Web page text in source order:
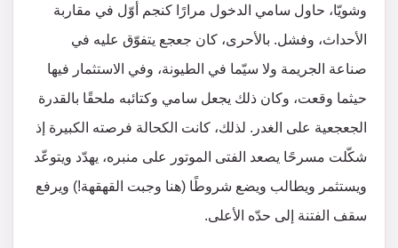
وشويّا، حاول سامي الدخول مرارًا كنجم أوّل في مقاربة
الأحداث، وفشل. بالأحرى، كان جعجع يتفوّق عليه في
صناعة الجريمة ولا سيّما في الطيونة، وفي الاستثمار فيها
حيثما وقعت، وكان ذلك يجعل سامي وكتائبه ملحقًا بالقدرة
الجعجعية على الغدر. لذلك، كانت الكحالة فرصته الكبيرة إذ
شكّلت مسرحًا يصعد الفتى الموتور على منبره، يهدّد ويتوعّد
ويستثمر ويطالب ويضع شروطًا (هنا وجبت القهقهة!) ويرفع
سقف الفتنة إلى حدّه الأعلى.